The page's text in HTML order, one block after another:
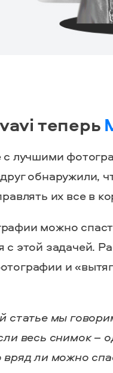
теперь
с лучшими
обнаружили,
их все в
можно
с этой задачей.
и
статье мы
весь снимок
вряд ли можно